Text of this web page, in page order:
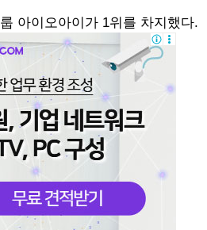
아이오아이가 1위를 차지했다.